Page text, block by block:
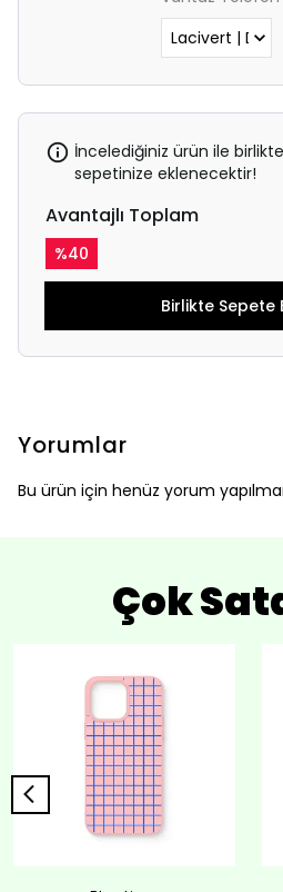
İncelediğiniz ürün ile
sepetinize eklenecektir!
Avantajlı Toplam
%40
Birlikte Sepete
Yorumlar
Bu ürün için henüz yorum
Çok